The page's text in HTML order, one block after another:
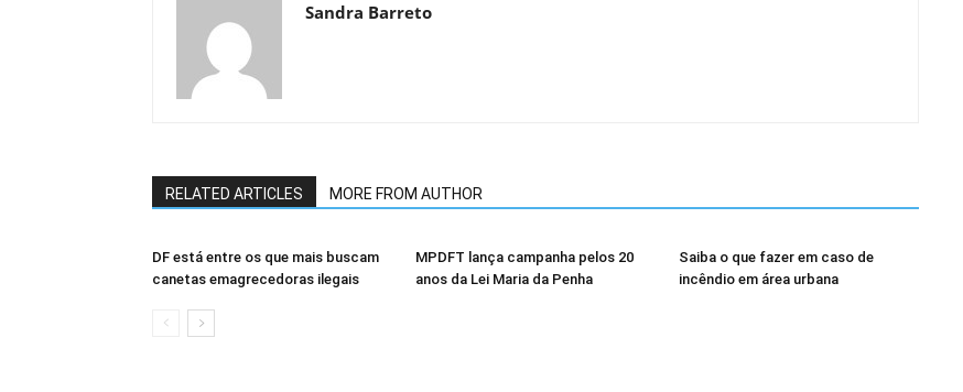
Sandra Barreto
RELATED ARTICLES MORE FROM AUTHOR
DF está entre os que mais buscam
canetas emagrecedoras ilegais
MPDFT lança campanha pelos 20
anos da Lei Maria da Penha
Saiba o que fazer em caso de
incêndio em área urbana